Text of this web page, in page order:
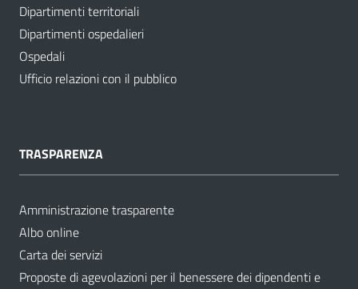
Dipartimenti territoriali
Dipartimenti ospedalieri
Ospedali
Ufficio relazioni con il pubblico
TRASPARENZA
Amministrazione trasparente
Albo online
Carta dei servizi
Proposte di agevolazioni per il benessere dei dipendenti e